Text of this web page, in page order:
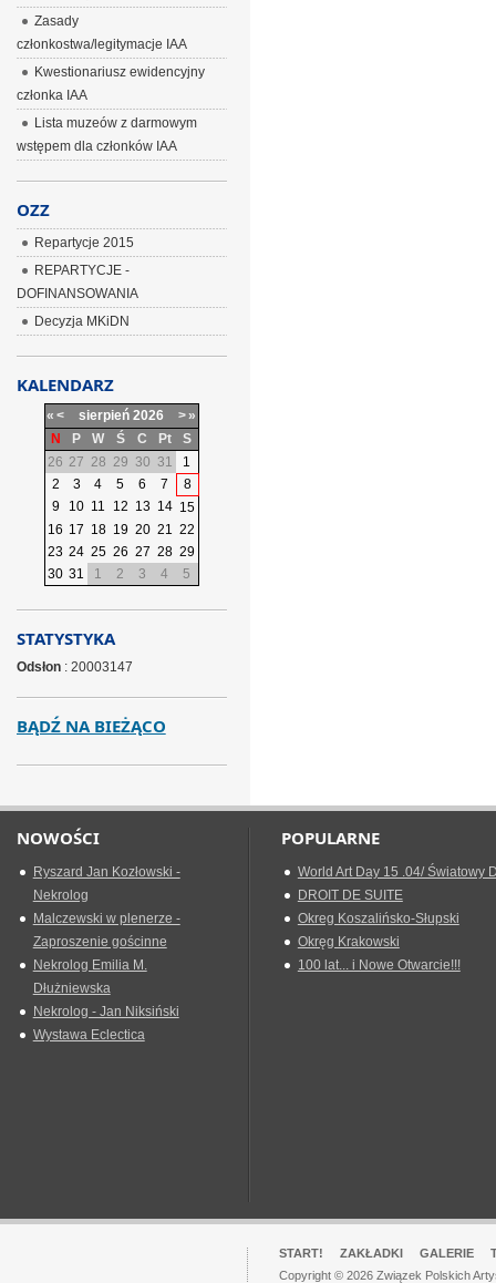
Zasady
członkostwa/legitymacje IAA
Kwestionariusz ewidencyjny
członka IAA
Lista muzeów z darmowym
wstępem dla członków IAA
OZZ
Repartycje 2015
REPARTYCJE -
DOFINANSOWANIA
Decyzja MKiDN
KALENDARZ
« < sierpień 2026 >»
N
P W Ś C Pt
S
26 27 28 29 30 31
1
2
3 4 5 6 7
8
9
10 11 12 13 14 15
16 17 18 19 20 21 22
23 24 25 26 27 28 29
30 31 1 2 3 4 5
STATYSTYKA
Odsłon: 20003147
BĄDŹ NA BIEŻĄCO
NOWOŚCI
Ryszard Jan Kozłowski -
Nekrolog
Malczewski w plenerze -
Zaproszenie gościnne
Nekrolog Emilia M.
Dłużniewska
Nekrolog - Jan Niksiński
Wystawa Eclectica
POPULARNE
World Art Day 15 .04/ Światowy
DROIT DE SUITE
Okreg Koszalińsko-Słupski
Okręg Krakowski
100 lat... i Nowe Otwarcie!!!
START! ZAKŁADKI GALERIE
Copyright © 2026 Związek Polskich